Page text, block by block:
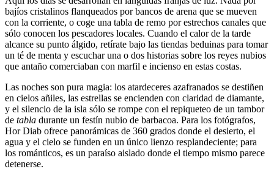
bajíos cristalinos flanqueados por bancos de arena que se mueven
con la corriente, o coge una tabla de remo por estrechos canales que
sólo conocen los pescadores locales. Cuando el calor de la tarde
alcance su punto álgido, retírate bajo las tiendas beduinas para tomar
un té de menta y escuchar una o dos historias sobre los reyes nubios
que antaño comerciaban con marfil e incienso en estas costas.
Las noches son pura magia: los atardeceres azafranados se destiñen
en cielos añiles, las estrellas se encienden con claridad de diamante,
y el silencio de la isla sólo se rompe con el repiqueteo de un tambor
de tabla durante un festín nubio de barbacoa. Para los fotógrafos,
Hor Diab ofrece panorámicas de 360 grados donde el desierto, el
agua y el cielo se funden en un único lienzo resplandeciente; para
los románticos, es un paraíso aislado donde el tiempo mismo parece
detenerse.